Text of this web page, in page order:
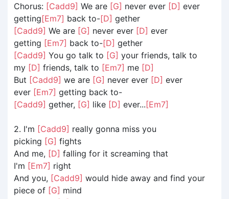
Chorus: [Cadd9] We are [G] never ever [D] ever
getting[Em7] back to-[D] gether
[Cadd9] We are [G] never ever [D] ever
getting [Em7] back to-[D] gether
[Cadd9] You go talk to [G] your friends, talk to
my [D] friends, talk to [Em7] me [D]
But [Cadd9] we are [G] never ever [D] ever
ever [Em7] getting back to-
[Cadd9] gether, [G] like [D] ever...[Em7]
2. I'm [Cadd9] really gonna miss you
picking [G] fights
And me, [D] falling for it screaming that
I'm [Em7] right
And you, [Cadd9] would hide away and find your
piece of [G] mind